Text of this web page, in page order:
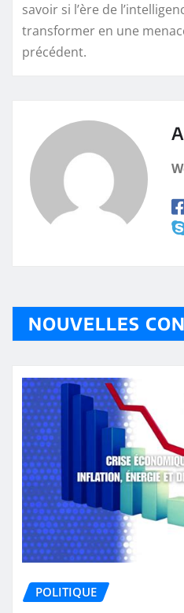
savoir si l’ère de
transformer en une
précédent.
NOUVELLES
POLITIQUE